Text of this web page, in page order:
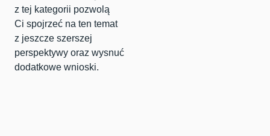
z tej kategorii pozwolą
Ci spojrzeć na ten temat
z jeszcze szerszej
perspektywy oraz wysnuć
dodatkowe wnioski.